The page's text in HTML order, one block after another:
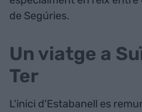
de Segúries.
Un viatge a
Ter
L'inici d'Estabanell es